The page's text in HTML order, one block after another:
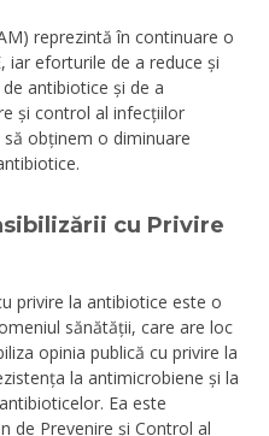
reprezintă în continuare o
iar eforturile de a reduce și
antibiotice și de a
și control al infecțiilor
obținem o diminuare
cu Privire
privire la antibiotice este o
sănătății, care are loc
opinia publică cu privire la
la antimicrobiene și la
Ea este
de Prevenire și Control al